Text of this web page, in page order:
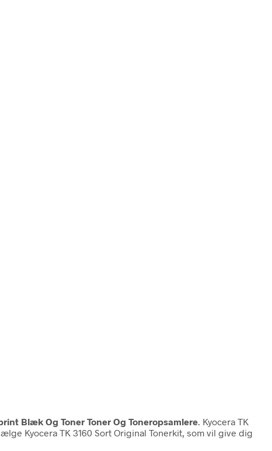
Blæk Og Toner Toner Og Toneropsamlere . Kyocera TK
Kyocera TK 3160 Sort Original Tonerkit, som vil give dig